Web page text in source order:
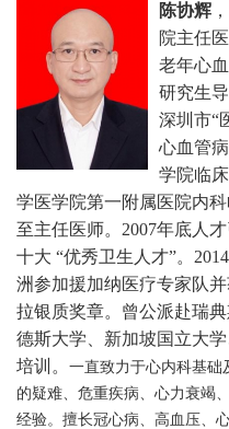
陈协辉
院主任医
老年心
研究生
深圳市“
心血管
学院临
学医学院第一附属医院内
至主任医师。2007年底人
十大 “优秀卫生人才”。
洲参加援加纳医疗专家队
拉银质奖章。曾公派赴瑞
德斯大学、新加坡国立大
培训。 一直致力于心内科基础
的疑难、危重疾病、心力衰竭
经验。擅长冠心病、高血压、